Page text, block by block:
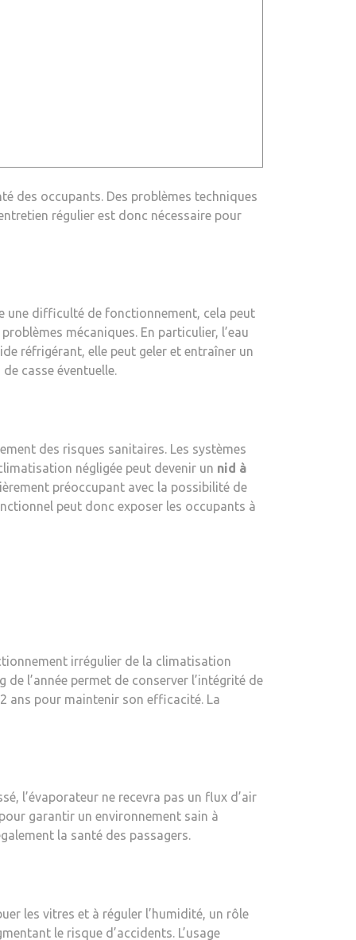
des occupants. Des problèmes techniques
régulier est donc nécessaire pour
une difficulté de fonctionnement, cela peut
mécaniques. En particulier, l’eau
réfrigérant, elle peut geler et entraîner un
casse éventuelle.
des risques sanitaires. Les systèmes
négligée peut devenir un nid à
préoccupant avec la possibilité de
peut donc exposer les occupants à
irrégulier de la climatisation
l’année permet de conserver l’intégrité de
ans pour maintenir son efficacité. La
l’évaporateur ne recevra pas un flux d’air
garantir un environnement sain à
la santé des passagers.
les vitres et à réguler l’humidité, un rôle
le risque d’accidents. L’usage